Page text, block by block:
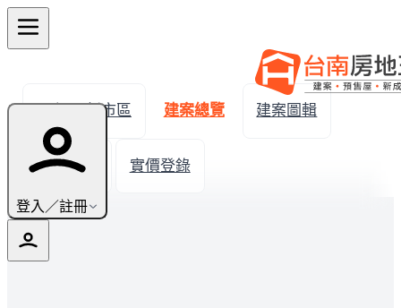
登入／註冊
← 返回新市區 建案總覽 建案圖輯
生活機能 實價登錄